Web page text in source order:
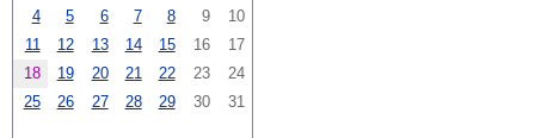
4
5 6 7 8 9
10
11
12 13 14 15 16
17
18
19 20 21 22 23
24
25
26 27 28 29 30 31